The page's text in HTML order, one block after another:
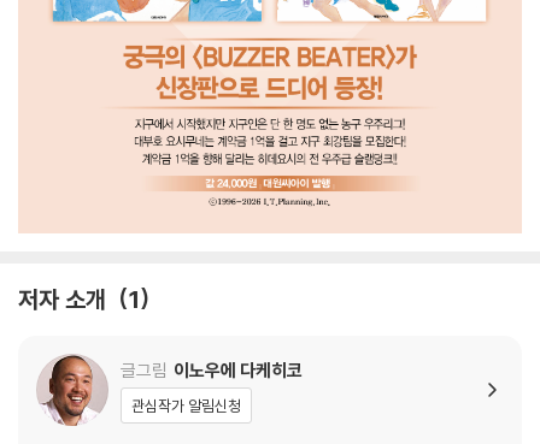
저자 소개 1
글그림 이노우에 다케히코
관심작가 알림신청